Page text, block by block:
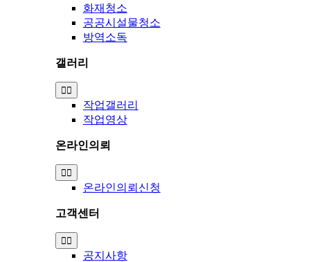
화재청소
공공시설물청소
방역소독
갤러리
Toggle
Navigation
작업갤러리
작업영상
온라인의뢰
Toggle
Navigation
온라인의뢰신청
고객센터
Toggle
Navigation
공지사항